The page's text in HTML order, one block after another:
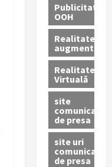
Publicitate
OOH
Realitatea
augmentată
Realitatea
Virtuală
site
comunicate
de presa
site uri
comunicate
de presa